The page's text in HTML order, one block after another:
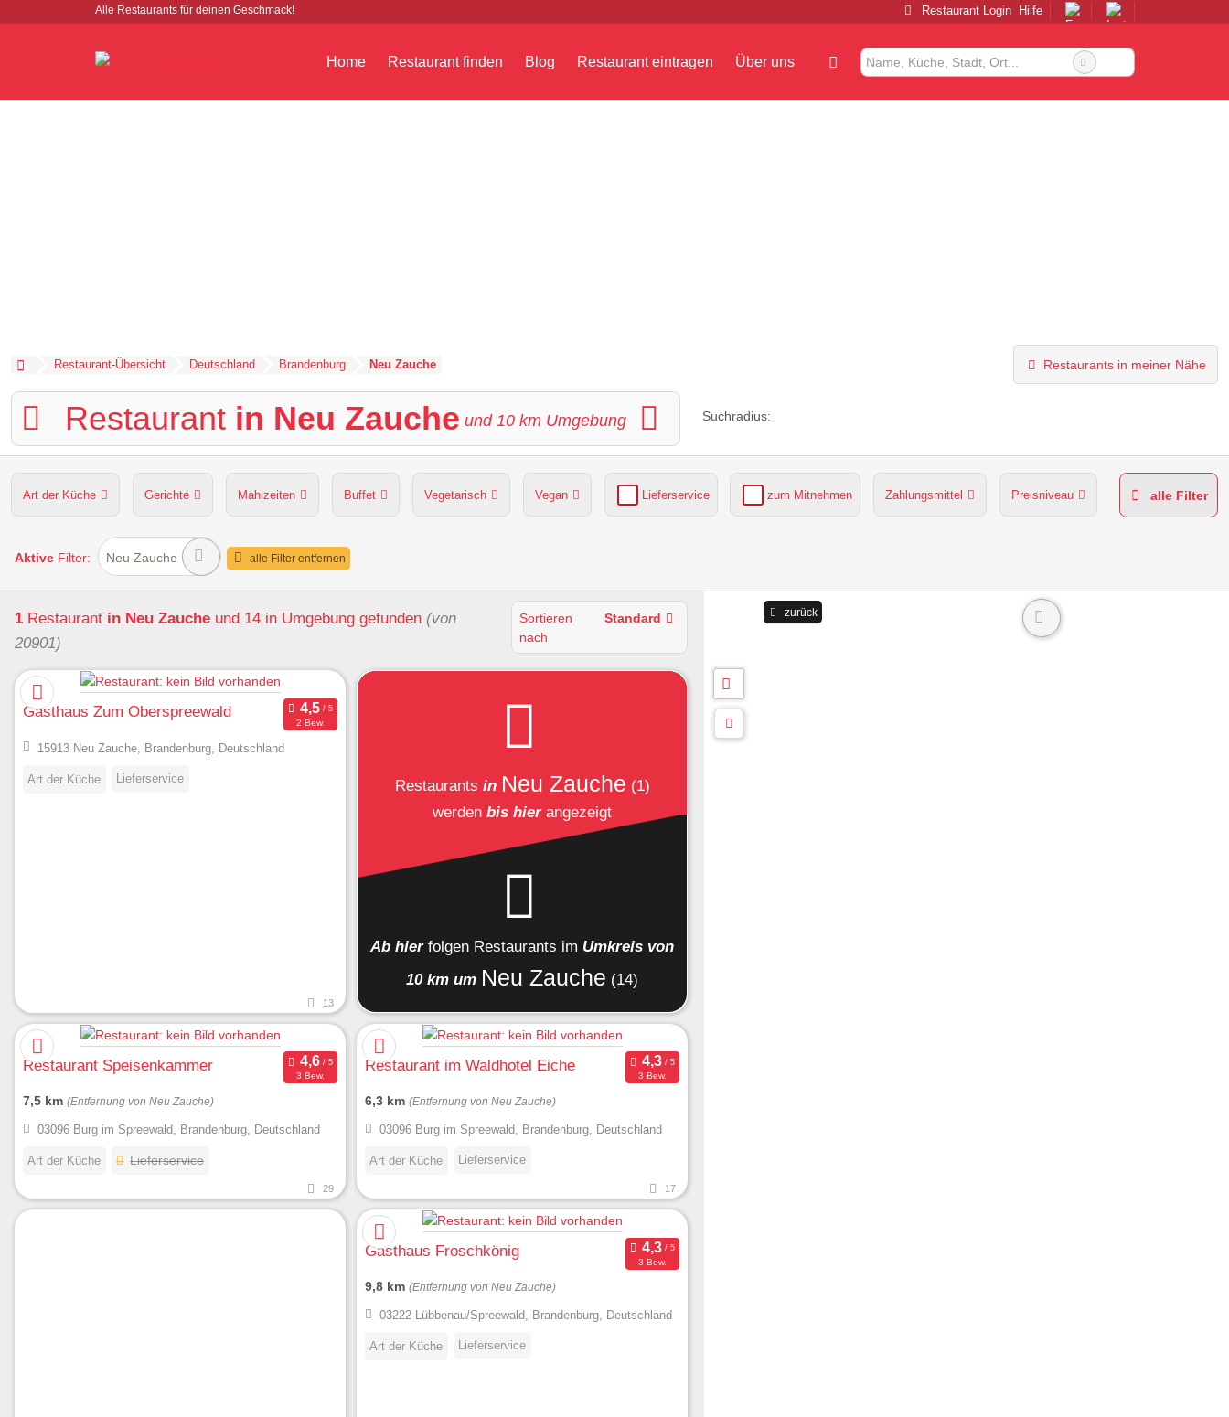
Alle Restaurants für deinen Geschmack! Restaurant Login Hilfe
Home Restaurant finden Blog Restaurant eintragen Über uns
Restaurant-Übersicht Deutschland Brandenburg Neu Zauche Restaurants in meiner Nähe
Restaurant in Neu Zauche und 10 km Umgebung Suchradius:
Art der Küche Gerichte Mahlzeiten Buffet Vegetarisch Vegan Lieferservice zum Mitnehmen Zahlungsmittel Preisniveau
Hunde erlaubt Kapazität Sitzplätze im Freien
alle Filter
Aktive Filter: Neu Zauche alle Filter entfernen
1 Restaurant in Neu Zauche und 14 in Umgebung gefunden (von
20901)
Sortieren
nach
Standard
Gasthaus Zum Oberspreewald
2 Bew.
15913 Neu Zauche, Brandenburg, Deutschland
Art der Küche Lieferservice
13
Restaurants in Neu Zauche (1)
werden bis hierangezeigt
Ab hier folgen Restaurants im Umkreis von
10 km um Neu Zauche (14)
Restaurant Speisenkammer
3 Bew.
7,5 km (Entfernung von Neu Zauche)
03096 Burg im Spreewald, Brandenburg, Deutschland
Art der Küche Lieferservice
29
Restaurant im Waldhotel Eiche
3 Bew.
6,3 km (Entfernung von Neu Zauche)
03096 Burg im Spreewald, Brandenburg, Deutschland
Art der Küche Lieferservice
17
Gasthaus Froschkönig
3 Bew.
9,8 km (Entfernung von Neu Zauche)
03222 Lübbenau/Spreewald, Brandenburg, Deutschland
Art der Küche Lieferservice
zurück